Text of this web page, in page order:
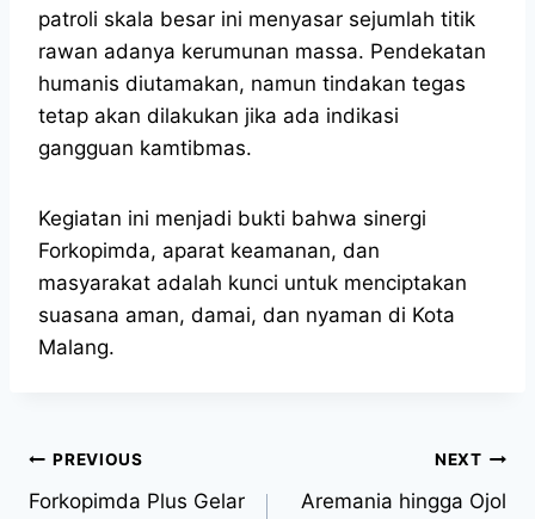
patroli skala besar ini menyasar sejumlah titik
rawan adanya kerumunan massa. Pendekatan
humanis diutamakan, namun tindakan tegas
tetap akan dilakukan jika ada indikasi
gangguan kamtibmas.
Kegiatan ini menjadi bukti bahwa sinergi
Forkopimda, aparat keamanan, dan
masyarakat adalah kunci untuk menciptakan
suasana aman, damai, dan nyaman di Kota
Malang.
PREVIOUS
Forkopimda Plus Gelar
NEXT
Aremania hingga Ojol